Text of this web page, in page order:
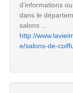
d'informations
dans le
salons ...
http://
e/salons-de-